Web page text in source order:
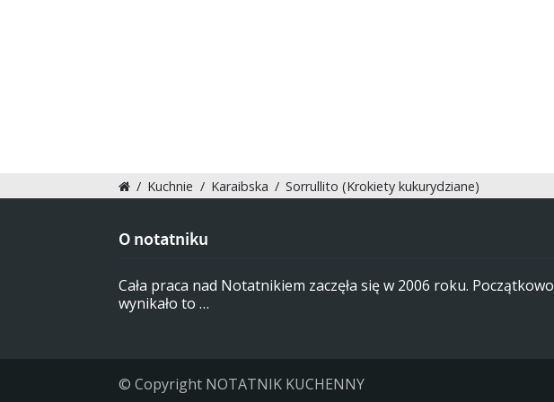
/ Kuchnie / Karaibska / Sorrullito (Krokiety kukurydziane)
O notatniku
Cała praca nad Notatnikiem zaczęła się w 2006 roku. Początkowo
wynikało to …
© Copyright NOTATNIK KUCHENNY